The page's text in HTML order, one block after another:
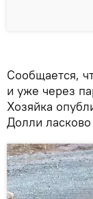
Сообщается,
и уже через
Хозяйка
Долли